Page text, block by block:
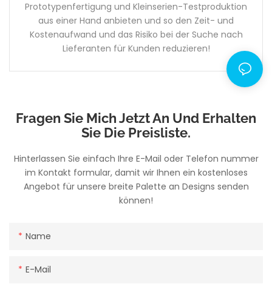
Prototypenfertigung und Kleinserien-Testproduktion
aus einer Hand anbieten und so den Zeit- und
Kostenaufwand und das Risiko bei der Suche nach
Lieferanten für Kunden reduzieren!
Fragen Sie Mich Jetzt An Und Erhalten
Sie Die Preisliste.
Hinterlassen Sie einfach Ihre E-Mail oder Telefon nummer
im Kontakt formular, damit wir Ihnen ein kostenloses
Angebot für unsere breite Palette an Designs senden
können!
Name
E-Mail